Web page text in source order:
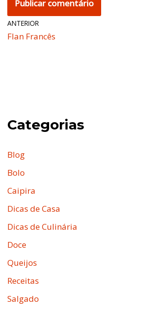
ANTERIOR
Flan Francês
Categorias
Blog
Bolo
Caipira
Dicas de Casa
Dicas de Culinária
Doce
Queijos
Receitas
Salgado